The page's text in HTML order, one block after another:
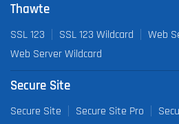
Thawte
SSL 123 SSL 123 Wildcard Web
Web Server Wildcard
Secure Site
Secure Site Secure Site Pro